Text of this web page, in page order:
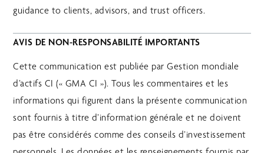
guidance to clients, advisors, and trust officers.
AVIS DE NON-RESPONSABILITÉ IMPORTANTS
Cette communication est publiée par Gestion mondiale
d’actifs CI (« GMA CI »). Tous les commentaires et les
informations qui figurent dans la présente communication
sont fournis à titre d’information générale et ne doivent
pas être considérés comme des conseils d’investissement